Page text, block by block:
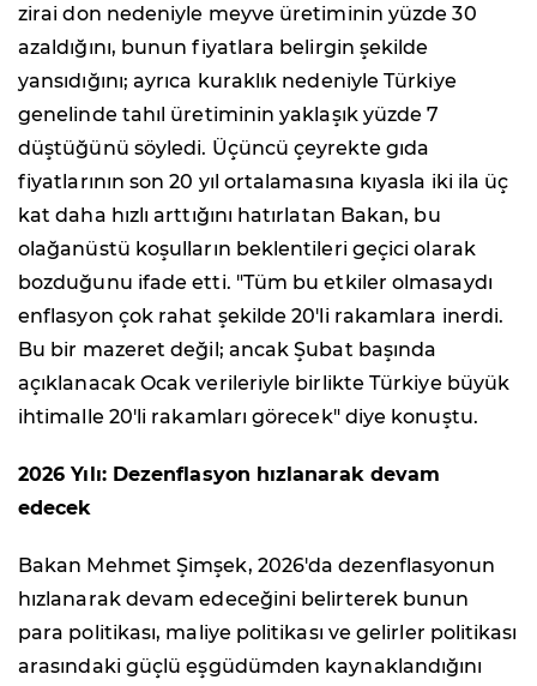
zirai don nedeniyle meyve üretiminin yüzde 30
azaldığını, bunun fiyatlara belirgin şekilde
yansıdığını; ayrıca kuraklık nedeniyle Türkiye
genelinde tahıl üretiminin yaklaşık yüzde 7
düştüğünü söyledi. Üçüncü çeyrekte gıda
fiyatlarının son 20 yıl ortalamasına kıyasla iki ila üç
kat daha hızlı arttığını hatırlatan Bakan, bu
olağanüstü koşulların beklentileri geçici olarak
bozduğunu ifade etti. "Tüm bu etkiler olmasaydı
enflasyon çok rahat şekilde 20'li rakamlara inerdi.
Bu bir mazeret değil; ancak Şubat başında
açıklanacak Ocak verileriyle birlikte Türkiye büyük
ihtimalle 20'li rakamları görecek" diye konuştu.
2026 Yılı: Dezenflasyon hızlanarak devam
edecek
Bakan Mehmet Şimşek, 2026'da dezenflasyonun
hızlanarak devam edeceğini belirterek bunun
para politikası, maliye politikası ve gelirler politikası
arasındaki güçlü eşgüdümden kaynaklandığını